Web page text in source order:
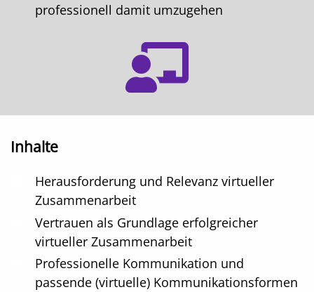
professionell damit umzugehen
Inhalte
Herausforderung und Relevanz virtueller
Zusammenarbeit
Vertrauen als Grundlage erfolgreicher
virtueller Zusammenarbeit
Professionelle Kommunikation und
passende (virtuelle) Kommunikationsformen